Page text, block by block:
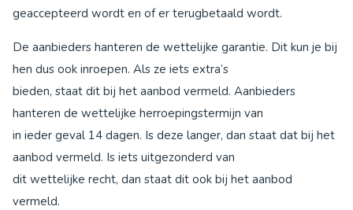
geaccepteerd wordt en of er terugbetaald wordt.
De aanbieders hanteren de wettelijke garantie. Dit kun je bij
hen dus ook inroepen. Als ze iets extra’s
bieden, staat dit bij het aanbod vermeld. Aanbieders
hanteren de wettelijke herroepingstermijn van
in ieder geval 14 dagen. Is deze langer, dan staat dat bij het
aanbod vermeld. Is iets uitgezonderd van
dit wettelijke recht, dan staat dit ook bij het aanbod
vermeld.